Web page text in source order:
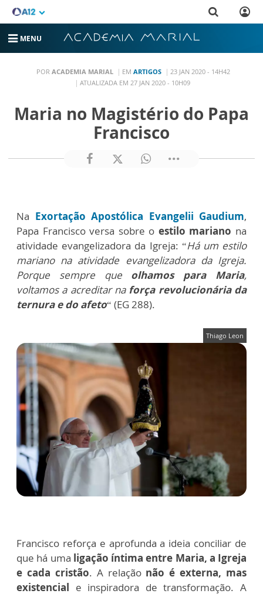
MENU
POR ACADEMIA MARIAL EM ARTIGOS
23 JAN 2020 - 14H42
ATUALIZADA EM 27 JAN 2020 - 10H09
Maria no Magistério do Papa
Francisco
Na Exortação Apostólica Evangelii Gaudium,
Papa Francisco versa sobre o estilo mariano na
atividade evangelizadora da Igreja: “Há um estilo
mariano na atividade evangelizadora da Igreja.
Porque sempre que olhamos para Maria,
voltamos a acreditar na força revolucionária da
ternura e do afeto“ (EG 288).
Thiago Leon
Francisco reforça e aprofunda a ideia conciliar de
que há uma ligação íntima entre Maria, a Igreja
e cada cristão. A relação não é externa, mas
existencial e inspiradora de transformação. A